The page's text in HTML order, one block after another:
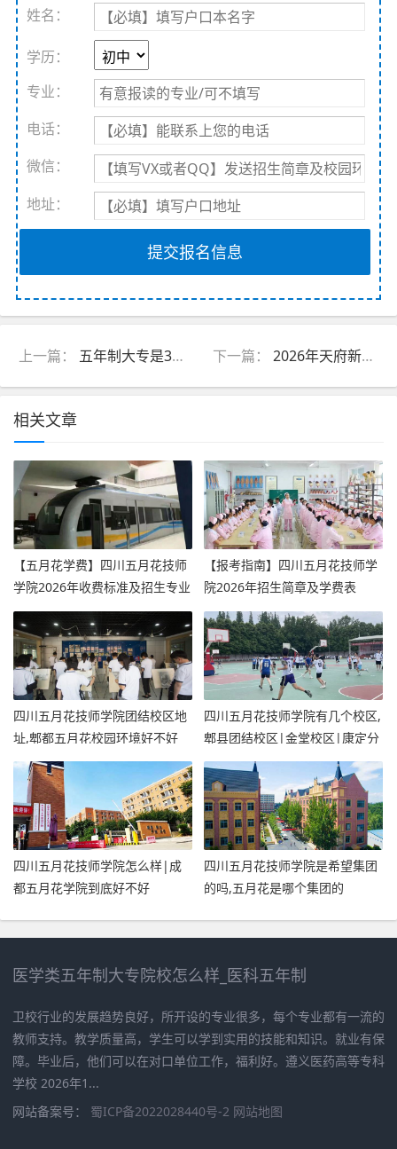
姓名：
学历：
专业：
电话：
微信：
地址：
提交报名信息
上一篇： 五年制大专是3+2吗_五年制大专是中专吗 下一篇：2026年天府新区通用航空职业学院校园环境好不好,学院环境简介
相关文章
【五月花学费】四川五月花技师
学院2026年收费标准及招生专业
【报考指南】四川五月花技师学
院2026年招生简章及学费表
四川五月花技师学院团结校区地
址,郫都五月花校园环境好不好
四川五月花技师学院有几个校区,
郫县团结校区|金堂校区|康定分
校
四川五月花技师学院怎么样|成
都五月花学院到底好不好
四川五月花技师学院是希望集团
的吗,五月花是哪个集团的
医学类五年制大专院校怎么样_医科五年制
卫校行业的发展趋势良好，所开设的专业很多，每个专业都有一流的
教师支持。教学质量高，学生可以学到实用的技能和知识。就业有保
障。毕业后，他们可以在对口单位工作，福利好。遵义医药高等专科
学校 2026年1...
网站备案号： 蜀ICP备2022028440号-2 网站地图